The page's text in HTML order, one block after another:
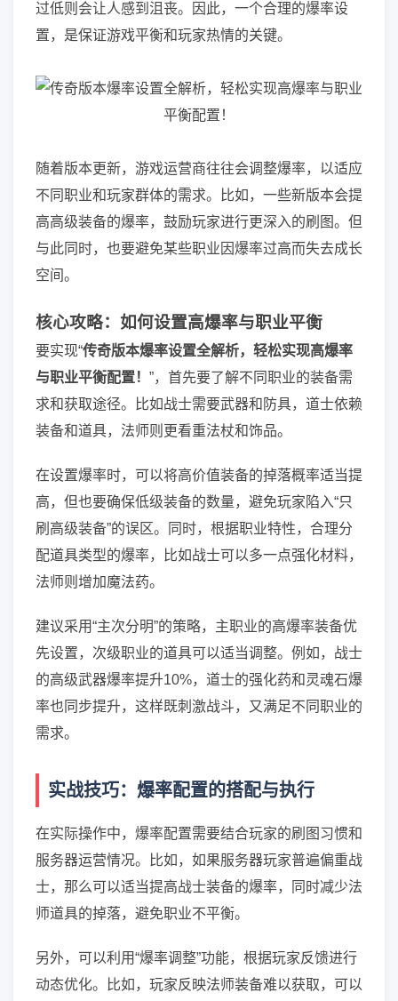
过低则会让人感到沮丧。因此，一个合理的爆率设
置，是保证游戏平衡和玩家热情的关键。
随着版本更新，游戏运营商往往会调整爆率，以适应
不同职业和玩家群体的需求。比如，一些新版本会提
高高级装备的爆率，鼓励玩家进行更深入的刷图。但
与此同时，也要避免某些职业因爆率过高而失去成长
空间。
核心攻略：如何设置高爆率与职业平衡
要实现“传奇版本爆率设置全解析，轻松实现高爆率
与职业平衡配置！ ”，首先要了解不同职业的装备需
求和获取途径。比如战士需要武器和防具，道士依赖
装备和道具，法师则更看重法杖和饰品。
在设置爆率时，可以将高价值装备的掉落概率适当提
高，但也要确保低级装备的数量，避免玩家陷入“只
刷高级装备”的误区。同时，根据职业特性，合理分
配道具类型的爆率，比如战士可以多一点强化材料，
法师则增加魔法药。
建议采用“主次分明”的策略，主职业的高爆率装备优
先设置，次级职业的道具可以适当调整。例如，战士
的高级武器爆率提升10%，道士的强化药和灵魂石爆
率也同步提升，这样既刺激战斗，又满足不同职业的
需求。
实战技巧：爆率配置的搭配与执行
在实际操作中，爆率配置需要结合玩家的刷图习惯和
服务器运营情况。比如，如果服务器玩家普遍偏重战
士，那么可以适当提高战士装备的爆率，同时减少法
师道具的掉落，避免职业不平衡。
另外，可以利用“爆率调整”功能，根据玩家反馈进行
动态优化。比如，玩家反映法师装备难以获取，可以